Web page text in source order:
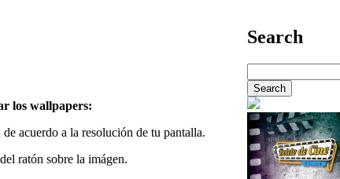
los wallpapers:
acuerdo a la resolución de tu pantalla.
ratón sobre la imágen.
Search